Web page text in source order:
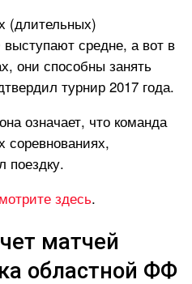
(длительных)
средне, а вот в
они способны занять
турнир 2017 года.
означает, что команда
соревнованиях,
поездку.
здесь.
матчей
областной ФФ